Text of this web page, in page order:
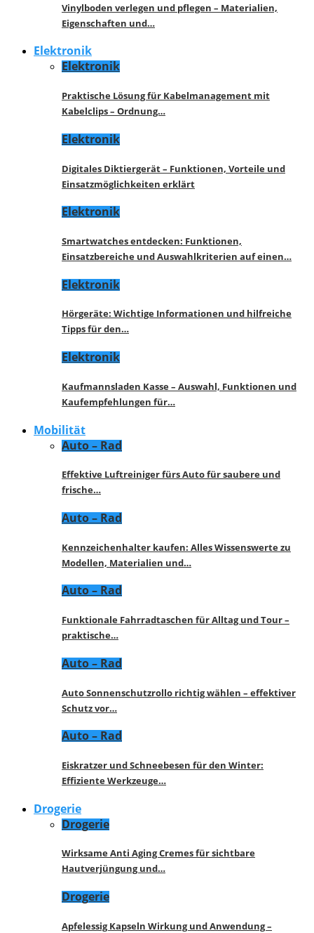
Vinylboden verlegen und pflegen – Materialien,
Eigenschaften und…
Elektronik
Elektronik
Praktische Lösung für Kabelmanagement mit
Kabelclips – Ordnung…
Elektronik
Digitales Diktiergerät – Funktionen, Vorteile und
Einsatzmöglichkeiten erklärt
Elektronik
Smartwatches entdecken: Funktionen,
Einsatzbereiche und Auswahlkriterien auf einen…
Elektronik
Hörgeräte: Wichtige Informationen und hilfreiche
Tipps für den…
Elektronik
Kaufmannsladen Kasse – Auswahl, Funktionen und
Kaufempfehlungen für…
Mobilität
Auto – Rad
Effektive Luftreiniger fürs Auto für saubere und
frische…
Auto – Rad
Kennzeichenhalter kaufen: Alles Wissenswerte zu
Modellen, Materialien und…
Auto – Rad
Funktionale Fahrradtaschen für Alltag und Tour –
praktische…
Auto – Rad
Auto Sonnenschutzrollo richtig wählen – effektiver
Schutz vor…
Auto – Rad
Eiskratzer und Schneebesen für den Winter:
Effiziente Werkzeuge…
Drogerie
Drogerie
Wirksame Anti Aging Cremes für sichtbare
Hautverjüngung und…
Drogerie
Apfelessig Kapseln Wirkung und Anwendung –